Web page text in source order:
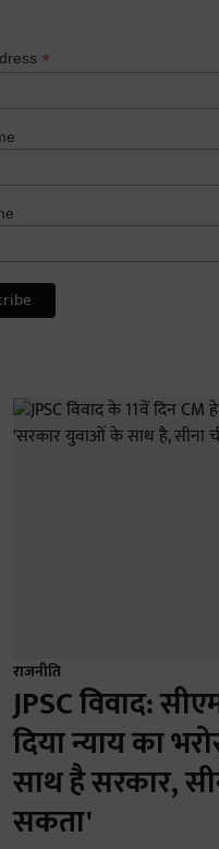
*
राजनीति
JPSC विवाद:
दिया न्याय का
साथ है सरकार,
सकता'